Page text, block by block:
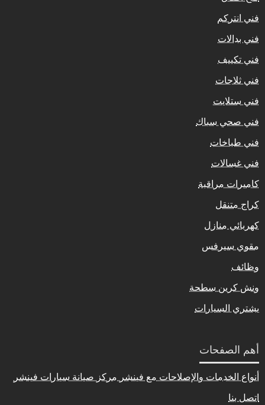
فني انتركم
فني بدالات
فني تكييف
فني ثلاجات
فني ستلايت
فني صحي سباك
فني طباخات
فني غسالات
كاميرات مراقبة
كراج متنقل
كهربائي منازل
مقوي سيرفس
وظائف
ونش كرين سطحة
يشتري السيارات
أهم الصفحات
أنواع الخدمات والإصلاحات مع فينشر مركز صيانة سيارات فينشر
اتصل بنا